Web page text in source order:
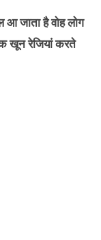
जाता है वोह लोग
खून रेजियां करते